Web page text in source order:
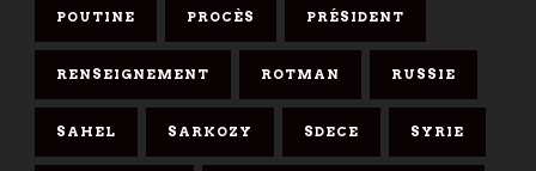
POUTINE PROCÈS PRÉSIDENT
RENSEIGNEMENT ROTMAN RUSSIE
SAHEL SARKOZY SDECE SYRIE